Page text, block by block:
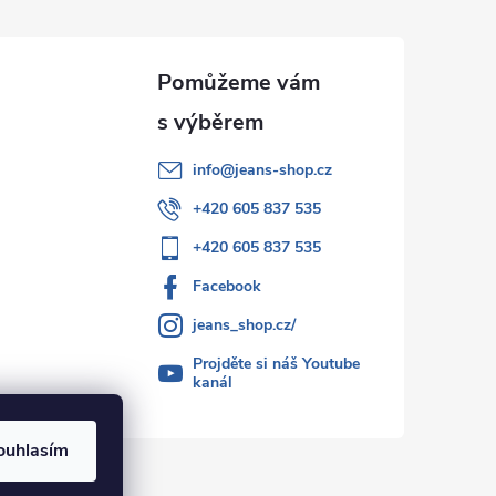
info@jeans-shop.cz
+420 605 837 535
+420 605 837 535
Facebook
jeans_shop.cz/
Projděte si náš Youtube
kanál